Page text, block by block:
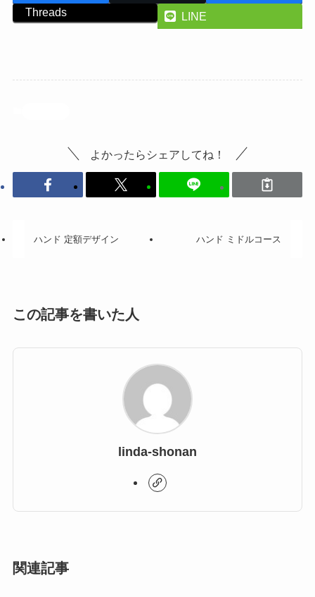
Threads
LINE
よかったらシェアしてね！
ハンド 定額デザイン ハンド ミドルコース
この記事を書いた人
linda-shonan
関連記事